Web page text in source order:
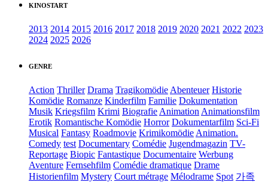
KINOSTART
2013 2014 2015 2016 2017 2018 2019 2020 2021 2022 2023
2024 2025 2026
GENRE
Action Thriller Drama Tragikomödie Abenteuer Historie
Komödie Romanze Kinderfilm Familie Dokumentation
Musik Kriegsfilm Krimi Biografie Animation Animationsfilm
Erotik Romantische Komödie Horror Dokumentarfilm Sci-Fi
Musical Fantasy Roadmovie Krimikomödie Animation.
Comedy test Documentary Comédie Jugendmagazin TV-
Reportage Biopic Fantastique Documentaire Werbung
Aventure Fernsehfilm Comédie dramatique Drame
Historienfilm Mystery Court métrage Mélodrame Spot 가족